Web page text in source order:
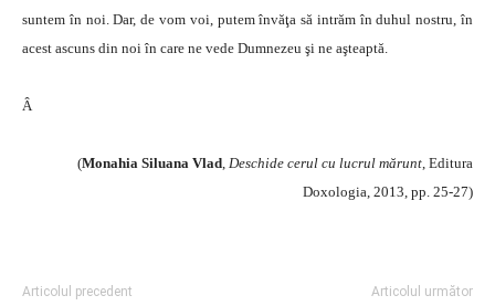
suntem în noi. Dar, de vom voi, putem învăţa să intrăm în duhul nostru, în
acest ascuns din noi în care ne vede Dumnezeu şi ne aşteaptă.
Â
(Monahia Siluana Vlad, Deschide cerul cu lucrul mărunt, Editura
Doxologia, 2013, pp. 25-27)
Articolul precedent Articolul următor